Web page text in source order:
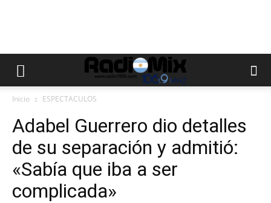
Inicio ESPECTACULOS
Adabel Guerrero dio detalles
de su separación y admitió:
«Sabía que iba a ser
complicada»